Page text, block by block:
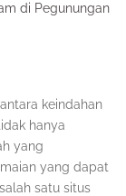
di Pegunungan
keindahan
hanya
yang
yang dapat
satu situs